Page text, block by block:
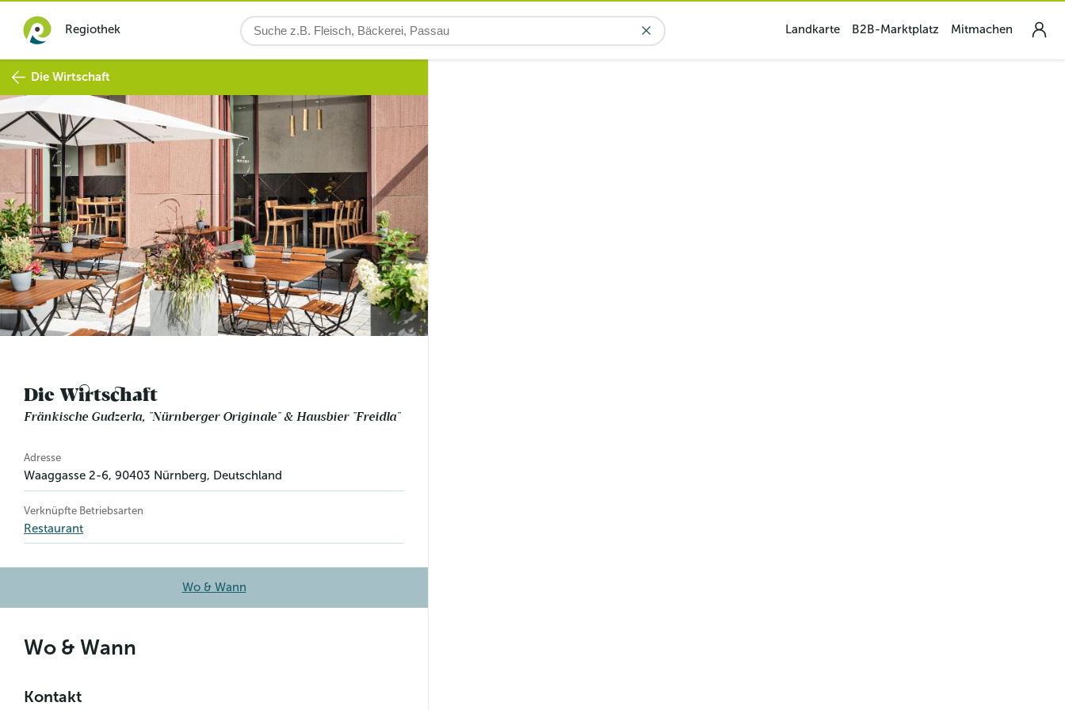
Regiothek Landkarte B2B-Marktplatz Mitmachen
Die Wirtschaft
Die Wirtschaft
Fränkische Gudzerla, "Nürnberger Originale" & Hausbier "Freidla"
Betriebsinformation
Adresse
Waaggasse 2-6, 90403 Nürnberg, Deutschland
Verknüpfte Betriebsarten
Restaurant
Wo & Wann
Wo & Wann
Kontakt